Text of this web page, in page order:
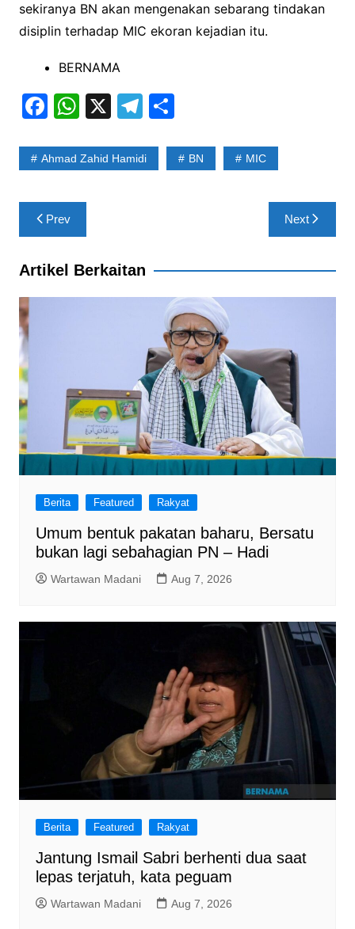
sekiranya BN akan mengenakan sebarang tindakan
disiplin terhadap MIC ekoran kejadian itu.
BERNAMA
F
c
b
o
o
k
W
at
A
p
p
X T
e
S
ar
Ahmad Zahid Hamidi BN MIC
Post
navigation
Prev Next
Artikel Berkaitan
Berita Featured Rakyat
Umum bentuk pakatan baharu, Bersatu
bukan lagi sebahagian PN – Hadi
Wartawan Madani Aug 7, 2026
Berita Featured Rakyat
Jantung Ismail Sabri berhenti dua saat
lepas terjatuh, kata peguam
Wartawan Madani Aug 7, 2026